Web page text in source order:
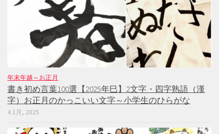
年末年越～お正月
書き初め言葉100選【2025年巳】2文字・四字熟語（漢
字）お正月のかっこいい文字～小学生のひらがな
4 1月, 2025